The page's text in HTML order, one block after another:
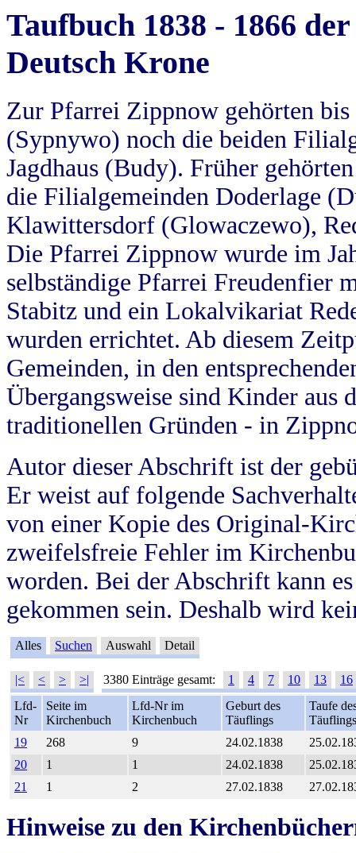
Taufbuch 1838 - 1866
Deutsch Krone
Zur Pfarrei Zippnow gehörten
(Sypnywo) noch die beiden
Jagdhaus (Budy). Früher
die Filialgemeinden Doderlage
Klawittersdorf (Glowaczewo),
Die Pfarrei Zippnow wurde im
selbständige Pfarrei Freudenfier
Stabitz und ein Lokalvikariat
wurden errichtet. Ab diesem
Gemeinden, in den
Übergangsweise sind Kinder aus
traditionellen Gründen - in
Autor dieser Abschrift ist der
Er weist auf folgende
von einer Kopie des Original-
zweifelsfreie Fehler im
worden. Bei der Abschrift kann
gekommen sein. Deshalb wird
Alles Suchen Auswahl Detail
|< < > >| 3380 Einträge gesamt: 1 4 7 10 13
16
Lfd-
Nr
Seite im
Kirchenbuch
Lfd-Nr im
Kirchenbuch
Geburt des
Täuflings
Taufe
Täuflings
19
268 9 24.02.1838
20
1 1 24.02.1838
21
1 2 27.02.1838
Hinweise zu den